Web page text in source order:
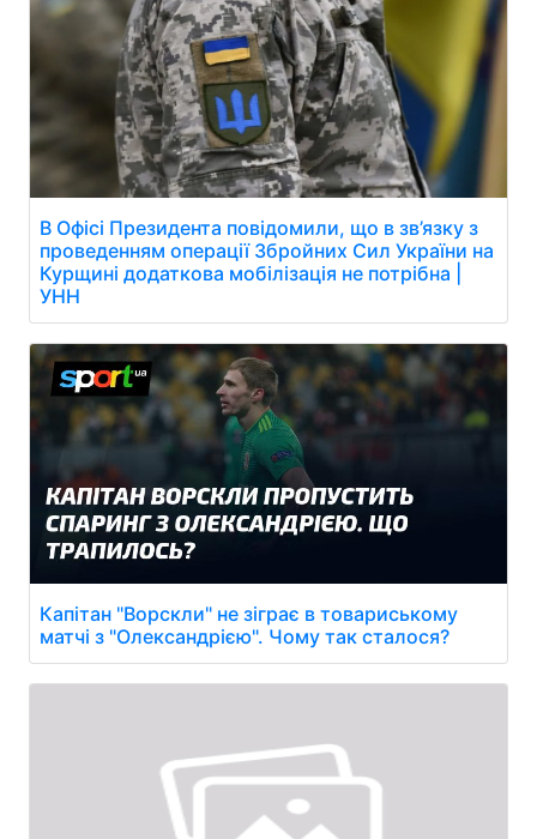
В Офісі Президента повідомили, що в зв’язку з
проведенням операції Збройних Сил України на
Курщині додаткова мобілізація не потрібна |
УНН
Капітан "Ворскли" не зіграє в товариському
матчі з "Олександрією". Чому так сталося?